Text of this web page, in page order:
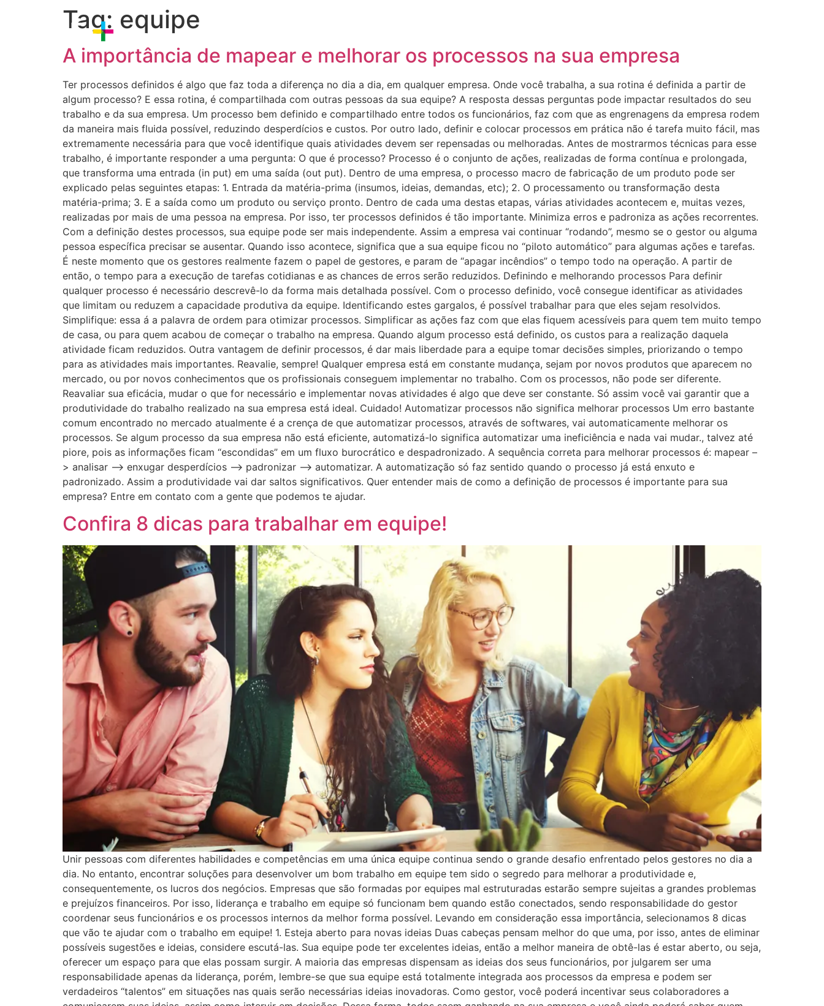
Sobre nós
Tag: equipe
A importância de mapear e melhorar os processos na sua empresa
Ter processos definidos é algo que faz toda a diferença no dia a dia, em qualquer empresa. Onde você trabalha, a sua rotina é definida a partir de
algum processo? E essa rotina, é compartilhada com outras pessoas da sua equipe? A resposta dessas perguntas pode impactar resultados do seu
trabalho e da sua empresa. Um processo bem definido e compartilhado entre todos os funcionários, faz com que as engrenagens da empresa rodem
da maneira mais fluida possível, reduzindo desperdícios e custos. Por outro lado, definir e colocar processos em prática não é tarefa muito fácil, mas
extremamente necessária para que você identifique quais atividades devem ser repensadas ou melhoradas. Antes de mostrarmos técnicas para esse
trabalho, é importante responder a uma pergunta: O que é processo? Processo é o conjunto de ações, realizadas de forma contínua e prolongada,
que transforma uma entrada (in put) em uma saída (out put). Dentro de uma empresa, o processo macro de fabricação de um produto pode ser
explicado pelas seguintes etapas: 1. Entrada da matéria-prima (insumos, ideias, demandas, etc); 2. O processamento ou transformação desta
matéria-prima; 3. E a saída como um produto ou serviço pronto. Dentro de cada uma destas etapas, várias atividades acontecem e, muitas vezes,
realizadas por mais de uma pessoa na empresa. Por isso, ter processos definidos é tão importante. Minimiza erros e padroniza as ações recorrentes.
Com a definição destes processos, sua equipe pode ser mais independente. Assim a empresa vai continuar “rodando”, mesmo se o gestor ou alguma
pessoa específica precisar se ausentar. Quando isso acontece, significa que a sua equipe ficou no “piloto automático” para algumas ações e tarefas.
É neste momento que os gestores realmente fazem o papel de gestores, e param de “apagar incêndios” o tempo todo na operação. A partir de
então, o tempo para a execução de tarefas cotidianas e as chances de erros serão reduzidos. Definindo e melhorando processos Para definir
qualquer processo é necessário descrevê-lo da forma mais detalhada possível. Com o processo definido, você consegue identificar as atividades
que limitam ou reduzem a capacidade produtiva da equipe. Identificando estes gargalos, é possível trabalhar para que eles sejam resolvidos.
Simplifique: essa á a palavra de ordem para otimizar processos. Simplificar as ações faz com que elas fiquem acessíveis para quem tem muito tempo
de casa, ou para quem acabou de começar o trabalho na empresa. Quando algum processo está definido, os custos para a realização daquela
atividade ficam reduzidos. Outra vantagem de definir processos, é dar mais liberdade para a equipe tomar decisões simples, priorizando o tempo
para as atividades mais importantes. Reavalie, sempre! Qualquer empresa está em constante mudança, sejam por novos produtos que aparecem no
mercado, ou por novos conhecimentos que os profissionais conseguem implementar no trabalho. Com os processos, não pode ser diferente.
Reavaliar sua eficácia, mudar o que for necessário e implementar novas atividades é algo que deve ser constante. Só assim você vai garantir que a
produtividade do trabalho realizado na sua empresa está ideal. Cuidado! Automatizar processos não significa melhorar processos Um erro bastante
comum encontrado no mercado atualmente é a crença de que automatizar processos, através de softwares, vai automaticamente melhorar os
processos. Se algum processo da sua empresa não está eficiente, automatizá-lo significa automatizar uma ineficiência e nada vai mudar., talvez até
piore, pois as informações ficam “escondidas” em um fluxo burocrático e despadronizado. A sequência correta para melhorar processos é: mapear –
> analisar –> enxugar desperdícios –> padronizar –> automatizar. A automatização só faz sentido quando o processo já está enxuto e
padronizado. Assim a produtividade vai dar saltos significativos. Quer entender mais de como a definição de processos é importante para sua
empresa? Entre em contato com a gente que podemos te ajudar.
Confira 8 dicas para trabalhar em equipe!
Unir pessoas com diferentes habilidades e competências em uma única equipe continua sendo o grande desafio enfrentado pelos gestores no dia a
dia. No entanto, encontrar soluções para desenvolver um bom trabalho em equipe tem sido o segredo para melhorar a produtividade e,
consequentemente, os lucros dos negócios. Empresas que são formadas por equipes mal estruturadas estarão sempre sujeitas a grandes problemas
e prejuízos financeiros. Por isso, liderança e trabalho em equipe só funcionam bem quando estão conectados, sendo responsabilidade do gestor
coordenar seus funcionários e os processos internos da melhor forma possível. Levando em consideração essa importância, selecionamos 8 dicas
que vão te ajudar com o trabalho em equipe! 1. Esteja aberto para novas ideias Duas cabeças pensam melhor do que uma, por isso, antes de eliminar
possíveis sugestões e ideias, considere escutá-las. Sua equipe pode ter excelentes ideias, então a melhor maneira de obtê-las é estar aberto, ou seja,
oferecer um espaço para que elas possam surgir. A maioria das empresas dispensam as ideias dos seus funcionários, por julgarem ser uma
responsabilidade apenas da liderança, porém, lembre-se que sua equipe está totalmente integrada aos processos da empresa e podem ser
verdadeiros “talentos” em situações nas quais serão necessárias ideias inovadoras. Como gestor, você poderá incentivar seus colaboradores a